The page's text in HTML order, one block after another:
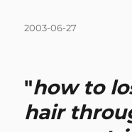
Posted
2003-06-27
"how to
hair